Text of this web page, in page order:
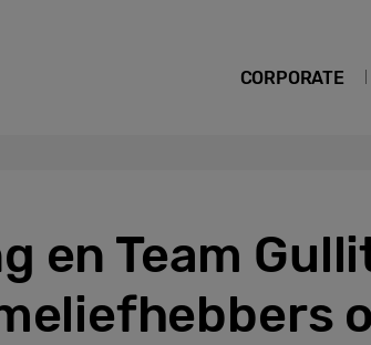
CORPORATE
en Team